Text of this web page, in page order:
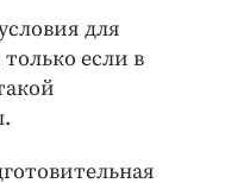
для
если в